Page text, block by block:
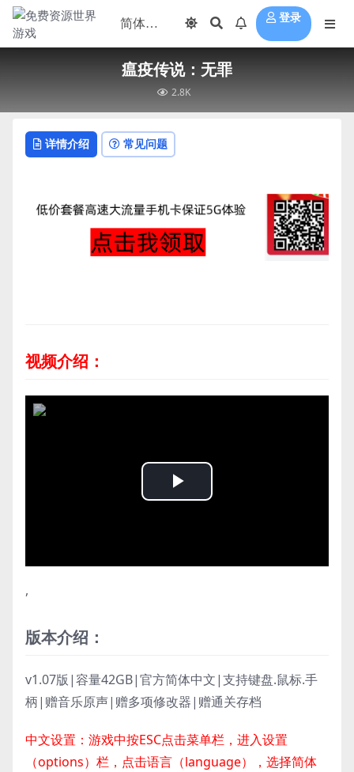
登录
瘟疫传说：无罪
2.8K
详情介绍 常见问题
视频介绍：
Play
,
版本介绍：
v1.07版|容量42GB|官方简体中文|支持键盘.鼠标.手
柄|赠音乐原声|赠多项修改器|赠通关存档
中文设置：游戏中按ESC点击菜单栏，进入设置
（options）栏，点击语言（language），选择简体